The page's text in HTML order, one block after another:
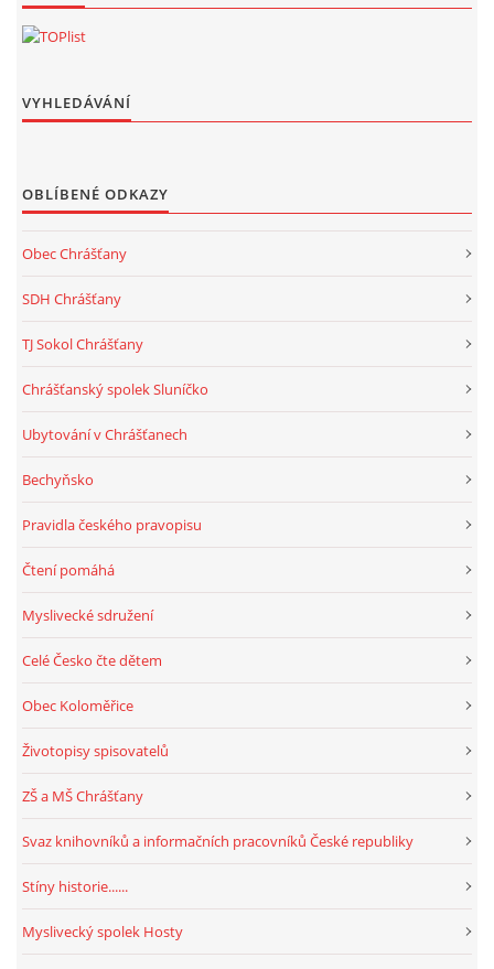
VYHLEDÁVÁNÍ
OBLÍBENÉ ODKAZY
Obec Chrášťany
SDH Chrášťany
TJ Sokol Chrášťany
Chrášťanský spolek Sluníčko
Ubytování v Chrášťanech
Bechyňsko
Pravidla českého pravopisu
Čtení pomáhá
Myslivecké sdružení
Celé Česko čte dětem
Obec Koloměřice
Životopisy spisovatelů
ZŠ a MŠ Chrášťany
Svaz knihovníků a informačních pracovníků České republiky
Stíny historie......
Myslivecký spolek Hosty